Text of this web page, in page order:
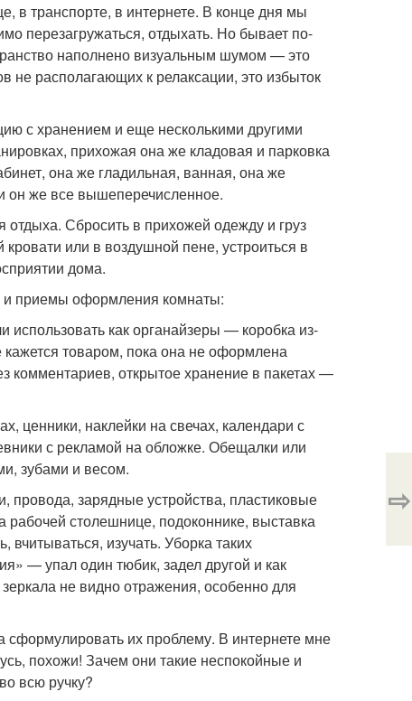
в транспорте, в интернете. В конце дня мы
перезагружаться, отдыхать. Но бывает по-
наполнено визуальным шумом — это
не располагающих к релаксации, это избыток
с хранением и еще несколькими другими
прихожая она же кладовая и парковка
она же гладильная, ванная, она же
он же все вышеперечисленное.
Сбросить в прихожей одежду и груз
кровати или в воздушной пене, устроиться в
дома.
и приемы оформления комнаты:
использовать как органайзеры — коробка из-
кажется товаром, пока она не оформлена
комментариев, открытое хранение в пакетах —
ценники, наклейки на свечах, календари с
с рекламой на обложке. Обещалки или
зубами и весом.
провода, зарядные устройства, пластиковые
рабочей столешнице, подоконнике, выставка
вчитываться, изучать. Уборка таких
— упал один тюбик, задел другой и как
не видно отражения, особенно для
их проблему. В интернете мне
похожи! Зачем они такие неспокойные и
всю ручку?
⇨